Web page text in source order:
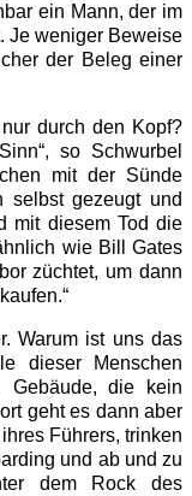
ein Mann, der im
Je weniger Beweise
der Beleg einer
durch den Kopf?
so Schwurbel
mit der Sünde
selbst gezeugt und
mit diesem Tod die
wie Bill Gates
züchtet, um dann
Warum ist uns das
dieser Menschen
Gebäude, die kein
geht es dann aber
Führers, trinken
und ab und zu
dem Rock des